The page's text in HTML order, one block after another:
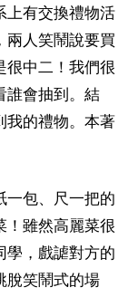
上有交換禮物活
兩人笑鬧說要買
很中二！我們很
誰會抽到。結
我的禮物。本著
一包、尺一把的
！雖然高麗菜很
學，戲謔對方的
脫笑鬧式的場